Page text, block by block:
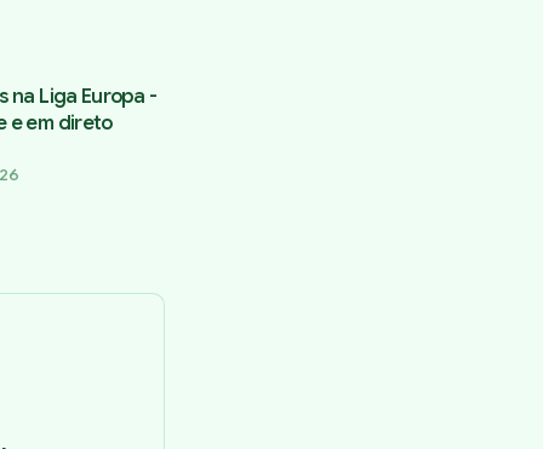
na Liga Europa -
e em direto